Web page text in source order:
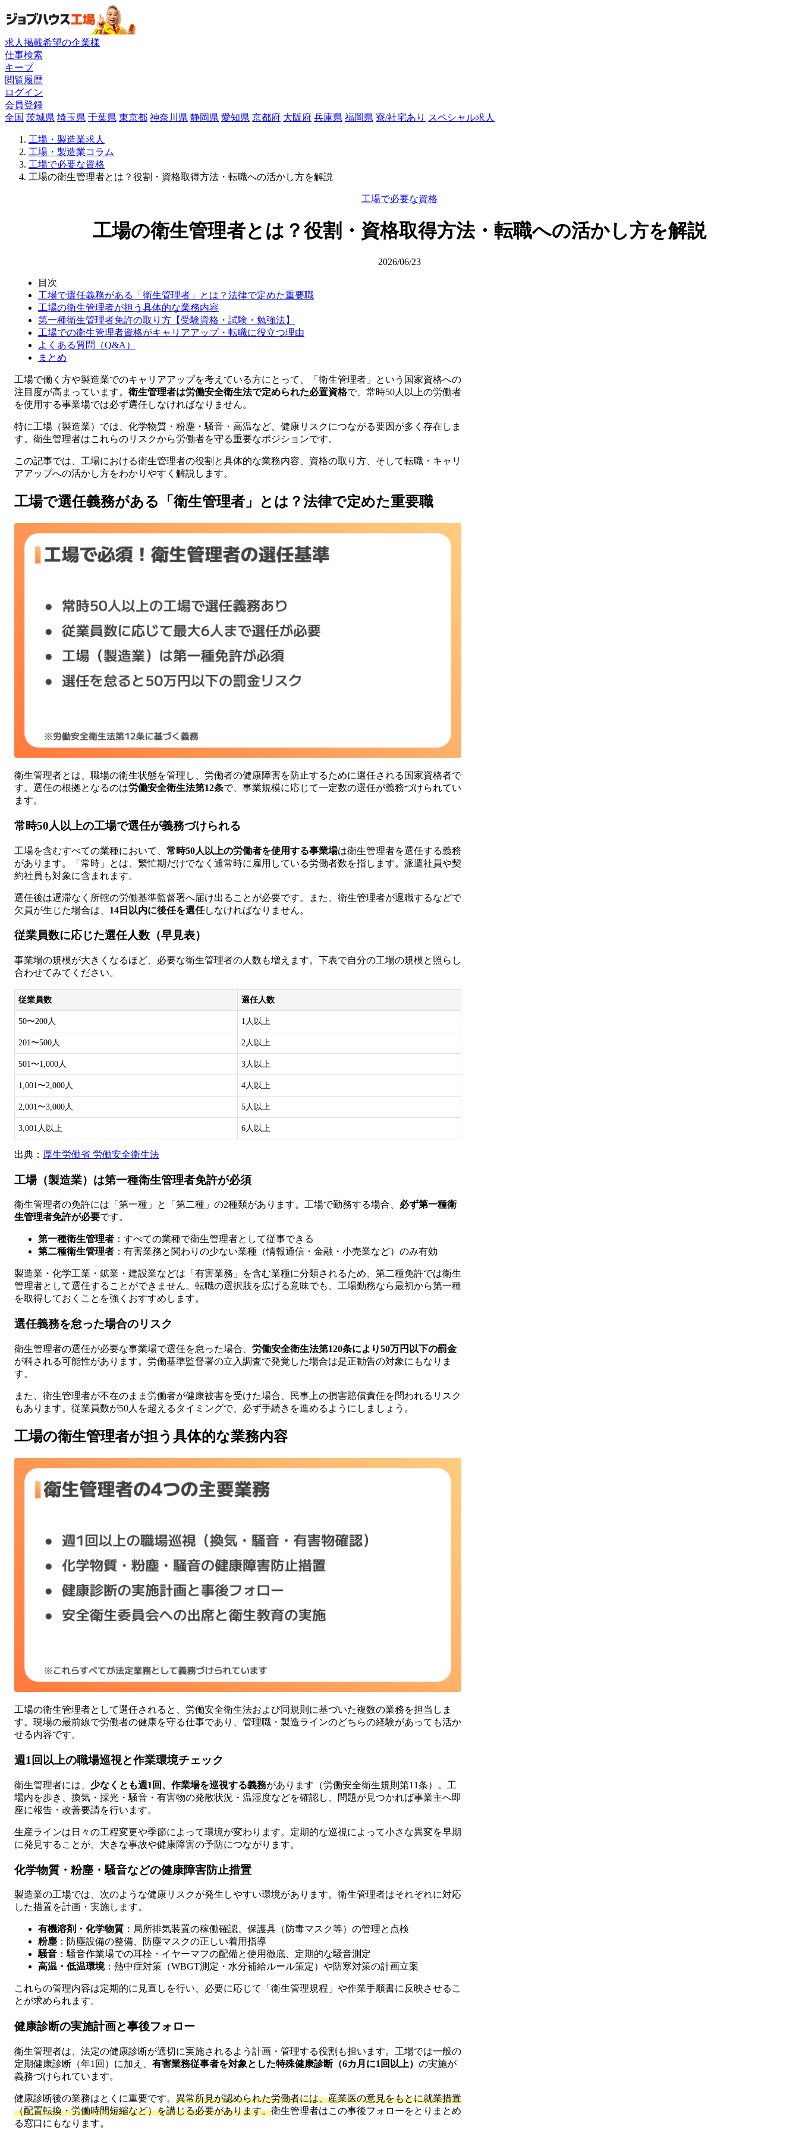
求人掲載希望の企業様
仕事検索
キープ
閲覧履歴
ログイン
会員登録
全国 茨城県 埼玉県 千葉県 東京都 神奈川県 静岡県 愛知県 京都府 大阪府 兵庫県 福岡県 寮/社宅あり スペシャル求人
工場・製造業求人
工場・製造業コラム
工場で必要な資格
工場の衛生管理者とは？役割・資格取得方法・転職への活かし方を解説
工場で必要な資格
工場の衛生管理者とは？役割・資格取得方法・転職への活かし方を解説
2026/06/23
目次
工場で選任義務がある「衛生管理者」とは？法律で定めた重要職
工場の衛生管理者が担う具体的な業務内容
第一種衛生管理者免許の取り方【受験資格・試験・勉強法】
工場での衛生管理者資格がキャリアアップ・転職に役立つ理由
よくある質問（Q&A）
まとめ
工場で働く方や製造業でのキャリアアップを考えている方にとって、「衛生管理者」という国家資格への
注目度が高まっています。 衛生管理者は労働安全衛生法で定められた必置資格で、常時50人以上の労働者
を使用する事業場では必ず選任しなければなりません。
特に工場（製造業）では、化学物質・粉塵・騒音・高温など、健康リスクにつながる要因が多く存在しま
す。衛生管理者はこれらのリスクから労働者を守る重要なポジションです。
この記事では、工場における衛生管理者の役割と具体的な業務内容、資格の取り方、そして転職・キャリ
アアップへの活かし方をわかりやすく解説します。
工場で選任義務がある「衛生管理者」とは？法律で定めた重要職
衛生管理者とは、職場の衛生状態を管理し、労働者の健康障害を防止するために選任される国家資格者で
す。選任の根拠となるのは労働安全衛生法第12条で、事業規模に応じて一定数の選任が義務づけられてい
ます。
常時50人以上の工場で選任が義務づけられる
工場を含むすべての業種において、 常時50人以上の労働者を使用する事業場は衛生管理者を選任する義務
があります。「常時」とは、繁忙期だけでなく通常時に雇用している労働者数を指します。派遣社員や契
約社員も対象に含まれます。
選任後は遅滞なく所轄の労働基準監督署へ届け出ることが必要です。また、衛生管理者が退職するなどで
欠員が生じた場合は、 14日以内に後任を選任しなければなりません。
従業員数に応じた選任人数（早見表）
事業場の規模が大きくなるほど、必要な衛生管理者の人数も増えます。下表で自分の工場の規模と照らし
合わせてみてください。
従業員数 選任人数
50〜200人 1人以上
201〜500人 2人以上
501〜1,000人 3人以上
1,001〜2,000人 4人以上
2,001〜3,000人 5人以上
3,001人以上 6人以上
出典： 厚生労働省 労働安全衛生法
工場（製造業）は第一種衛生管理者免許が必須
衛生管理者の免許には「第一種」と「第二種」の2種類があります。工場で勤務する場合、 必ず第一種衛
生管理者免許が必要です。
第一種衛生管理者 ：すべての業種で衛生管理者として従事できる
第二種衛生管理者 ：有害業務と関わりの少ない業種（情報通信・金融・小売業など）のみ有効
製造業・化学工業・鉱業・建設業などは「有害業務」を含む業種に分類されるため、第二種免許では衛生
管理者として選任することができません。転職の選択肢を広げる意味でも、工場勤務なら最初から第一種
を取得しておくことを強くおすすめします。
選任義務を怠った場合のリスク
衛生管理者の選任が必要な事業場で選任を怠った場合、 労働安全衛生法第120条により50万円以下の罰金
が科される可能性があります。労働基準監督署の立入調査で発覚した場合は是正勧告の対象にもなりま
す。
また、衛生管理者が不在のまま労働者が健康被害を受けた場合、民事上の損害賠償責任を問われるリスク
もあります。従業員数が50人を超えるタイミングで、必ず手続きを進めるようにしましょう。
工場の衛生管理者が担う具体的な業務内容
工場の衛生管理者として選任されると、労働安全衛生法および同規則に基づいた複数の業務を担当しま
す。現場の最前線で労働者の健康を守る仕事であり、管理職・製造ラインのどちらの経験があっても活か
せる内容です。
週1回以上の職場巡視と作業環境チェック
衛生管理者には、 少なくとも週1回、作業場を巡視する義務があります（労働安全衛生規則第11条）。工
場内を歩き、換気・採光・騒音・有害物の発散状況・温湿度などを確認し、問題が見つかれば事業主へ即
座に報告・改善要請を行います。
生産ラインは日々の工程変更や季節によって環境が変わります。定期的な巡視によって小さな異変を早期
に発見することが、大きな事故や健康障害の予防につながります。
化学物質・粉塵・騒音などの健康障害防止措置
製造業の工場では、次のような健康リスクが発生しやすい環境があります。衛生管理者はそれぞれに対応
した措置を計画・実施します。
有機溶剤・化学物質 ：局所排気装置の稼働確認、保護具（防毒マスク等）の管理と点検
粉塵：防塵設備の整備、防塵マスクの正しい着用指導
騒音 ：騒音作業場での耳栓・イヤーマフの配備と使用徹底、定期的な騒音測定
高温・低温環境：熱中症対策（WBGT測定・水分補給ルール策定）や防寒対策の計画立案
これらの管理内容は定期的に見直しを行い、必要に応じて「衛生管理規程」や作業手順書に反映させるこ
とが求められます。
健康診断の実施計画と事後フォロー
衛生管理者は、法定の健康診断が適切に実施されるよう計画・管理する役割も担います。工場では一般の
定期健康診断（年1回）に加え、 有害業務従事者を対象とした特殊健康診断（6カ月に1回以上） の実施が
義務づけられています。
健康診断後の業務はとくに重要です。 異常所見が認められた労働者には、産業医の意見をもとに就業措置
（配置転換・労働時間短縮など）を講じる必要があります。衛生管理者はこの事後フォローをとりまとめ
る窓口にもなります。